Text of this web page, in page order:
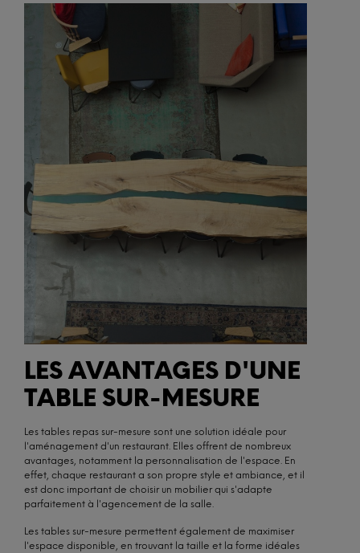
LES AVANTAGES D'UNE
TABLE SUR-MESURE
Les tables repas sur-mesure sont une solution idéale pour
l'aménagement d'un restaurant. Elles offrent de nombreux
avantages, notamment la personnalisation de l'espace. En
effet, chaque restaurant a son propre style et ambiance, et il
est donc important de choisir un mobilier qui s'adapte
parfaitement à l'agencement de la salle.
Les tables sur-mesure permettent également de maximiser
l'espace disponible, en trouvant la taille et la forme idéales